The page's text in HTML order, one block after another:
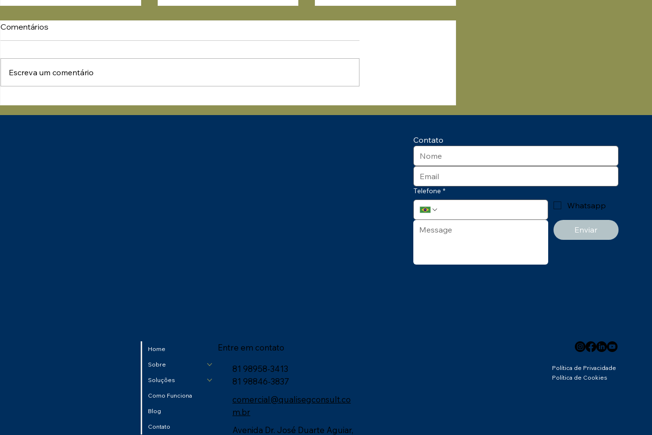
pelo Selo de
Conhecimento e
ATENÇÃO, AGENTES DE
Comentários
Escreva um comentário
Contato
Telefone *
Whatsapp
Enviar
Home
Sobre
Soluções
Como Funciona
Blog
Contato
Entre em contato
81 98958-3413
81 98846-3837
comercial@qualisegconsult.co
m.br
Avenida Dr. José Duarte Aguiar,
Política de Privacidade
Política de Cookies